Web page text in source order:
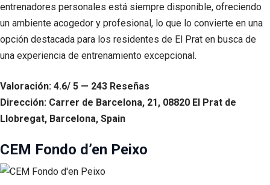
entrenadores personales está siempre disponible, ofreciendo
un ambiente acogedor y profesional, lo que lo convierte en una
opción destacada para los residentes de El Prat en busca de
una experiencia de entrenamiento excepcional.
Valoración: 4.6/ 5 — 243 Reseñas
Dirección: Carrer de Barcelona, 21, 08820 El Prat de
Llobregat, Barcelona, Spain
CEM Fondo d’en Peixo